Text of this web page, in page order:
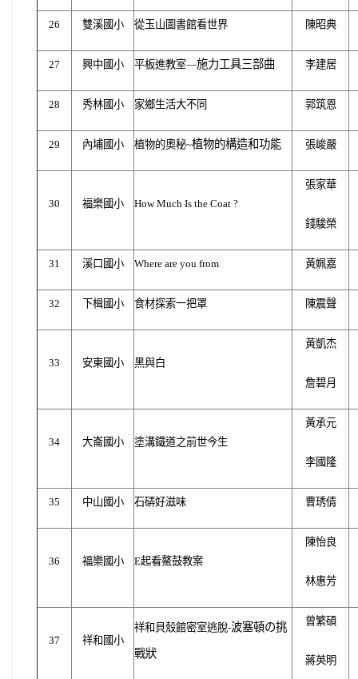
26 雙溪國小 從玉山圖書館看世界 陳昭典
27 興中國小 平板進教室—施力工具三部曲 李建居
28 秀林國小 家鄉生活大不同 郭筑恩
29 內埔國小 植物的奧秘~植物的構造和功能 張峻嚴
30 福樂國小 How Much Is the Coat ?
張家華
錢駿榮
31 溪口國小 Where are you from 黃姵嘉
32 下楫國小 食材探索一把罩 陳震聲
33 安東國小 黑與白
黃凱杰
詹碧月
34 大崙國小 塗溝鐵道之前世今生
黃承元
李國隆
35 中山國小 石硦好滋味 曹琇倩
36 福樂國小 E起看鰲鼓教案
陳怡良
林惠芳
37 祥和國小
祥和貝殼館密室逃脫-波塞頓の挑
戰狀
曾繁碩
蔣英明